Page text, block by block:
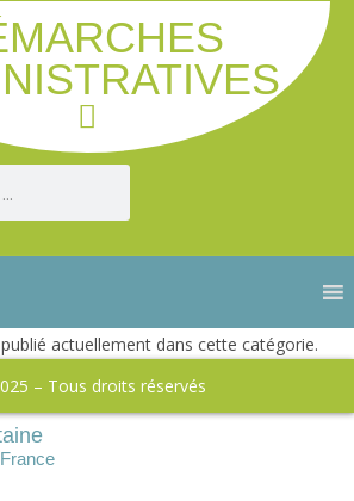
publié actuellement dans cette catégorie.
– Tous droits réservés